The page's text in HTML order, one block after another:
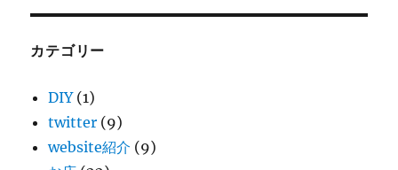
カテゴリー
DIY(1)
twitter (9)
website紹介 (9)